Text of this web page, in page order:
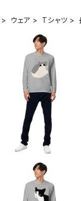
ウェア Tシャツ
ユニセックス長袖Tシャツ
¥3,800